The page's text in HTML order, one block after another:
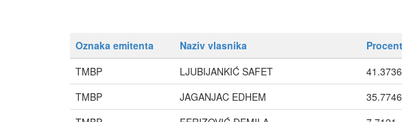
Oznaka emitenta Naziv vlasnika
TMBP
LJUBIJANKIĆ SAFET 41.3736
TMBP
JAGANJAC EDHEM 35.7746